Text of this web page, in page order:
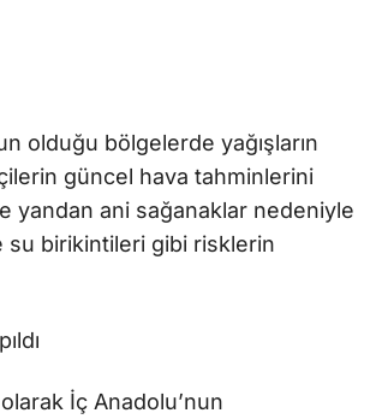
olduğu bölgelerde yağışların
güncel hava tahminlerini
yandan ani sağanaklar nedeniyle
birikintileri gibi risklerin
olarak İç Anadolu’nun